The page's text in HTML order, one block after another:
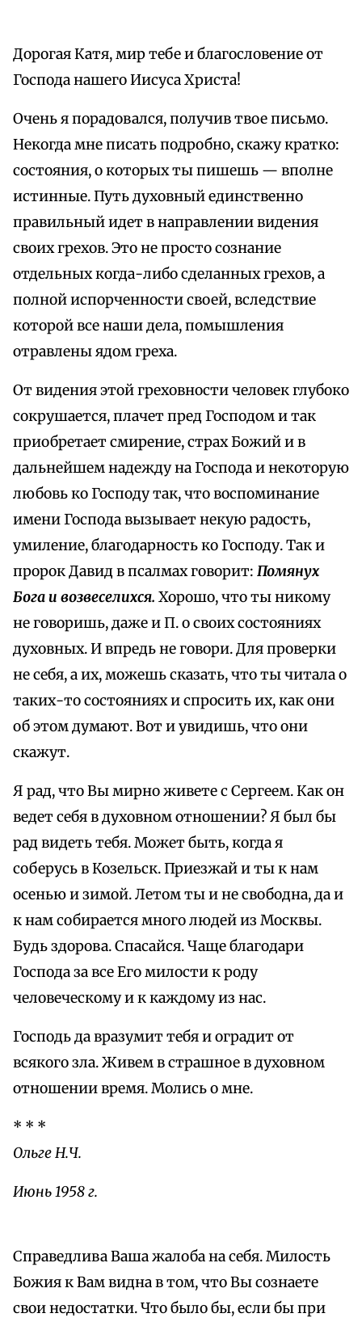
Дорогая Катя, мир тебе и благословение от
Господа нашего Иисуса Христа!
Очень я порадовался, получив твое письмо.
Некогда мне писать подробно, скажу кратко:
состояния, о которых ты пишешь — вполне
истинные. Путь духовный единственно
правильный идет в направлении видения
своих грехов. Это не просто сознание
отдельных когда-либо сделанных грехов, а
полной испорченности своей, вследствие
которой все наши дела, помышления
отравлены ядом греха.
От видения этой греховности человек глубоко
сокрушается, плачет пред Господом и так
приобретает смирение, страх Божий и в
дальнейшем надежду на Господа и некоторую
любовь ко Господу так, что воспоминание
имени Господа вызывает некую радость,
умиление, благодарность ко Господу. Так и
пророк Давид в псалмах говорит: Помянух
Бога и возвеселихся. Хорошо, что ты никому
не говоришь, даже и П. о своих состояниях
духовных. И впредь не говори. Для проверки
не себя, а их, можешь сказать, что ты читала о
таких-то состояниях и спросить их, как они
об этом думают. Вот и увидишь, что они
скажут.
Я рад, что Вы мирно живете с Сергеем. Как он
ведет себя в духовном отношении? Я был бы
рад видеть тебя. Может быть, когда я
соберусь в Козельск. Приезжай и ты к нам
осенью и зимой. Летом ты и не свободна, да и
к нам собирается много людей из Москвы.
Будь здорова. Спасайся. Чаще благодари
Господа за все Его милости к роду
человеческому и к каждому из нас.
Господь да вразумит тебя и оградит от
всякого зла. Живем в страшное в духовном
отношении время. Молись о мне.
* * *
Ольге Н.Ч.
Июнь 1958 г.
Справедлива Ваша жалоба на себя. Милость
Божия к Вам видна в том, что Вы сознаете
свои недостатки. Что было бы, если бы при